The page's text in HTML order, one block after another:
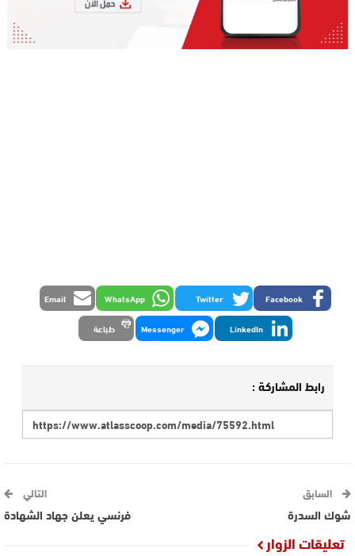
Facebook
Twitter
WhatsApp
Email
LinkedIn
Messenger طباعة
رابط المشاركة :
السابق
شوك السدرة
التالي
فرنسي يعلن جهاد الشهادة
تعليقات الزوار